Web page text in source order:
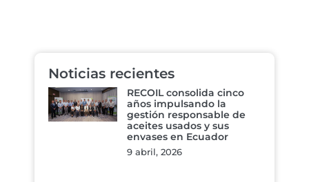
Noticias recientes
RECOIL consolida cinco
años impulsando la
gestión responsable de
aceites usados y sus
envases en Ecuador
9 abril, 2026